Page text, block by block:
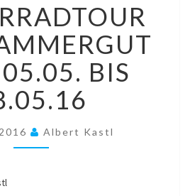
SALZKAMMERGUT
VOM
05.05.
BIS
08.05.16
BIS
Albert Kastl